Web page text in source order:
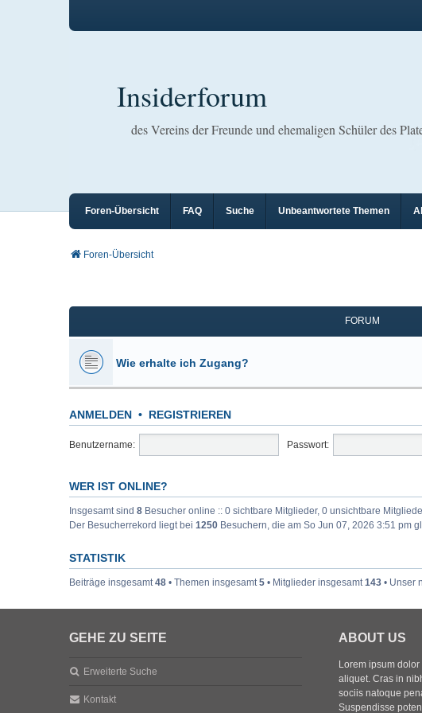
Insiderforum
des Vereins der Freunde und ehemaligen Schüler des
Foren-Übersicht FAQ Suche Unbeantwortete Themen
Foren-Übersicht
FORUM
Wie erhalte ich Zugang?
ANMELDEN • REGISTRIEREN
Benutzername: Passwort:
WER IST ONLINE?
Insgesamt sind 8 Besucher online :: 0 sichtbare Mitglieder, 0 unsichtbare
Der Besucherrekord liegt bei 1250 Besuchern, die am So Jun 07, 2026 3:51 pm
STATISTIK
Beiträge insgesamt48 • Themen insgesamt5 • Mitglieder insgesamt143 • Unser
GEHE ZU SEITE
Erweiterte Suche
Kontakt
ABOUT US
Lorem ipsum
aliquet. Cras in
sociis natoque
Suspendisse